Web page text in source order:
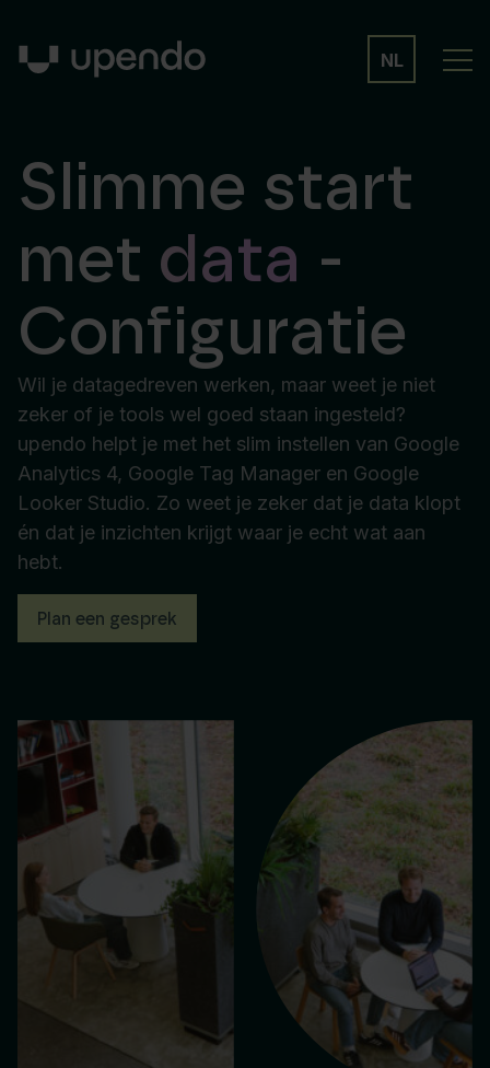
NL
Slimme start
met data -
Configuratie
Wil je datagedreven werken, maar weet je niet
zeker of je tools wel goed staan ingesteld?
upendo helpt je met het slim instellen van Google
Analytics 4, Google Tag Manager en Google
Looker Studio. Zo weet je zeker dat je data klopt
én dat je inzichten krijgt waar je echt wat aan
hebt.
Plan een gesprek